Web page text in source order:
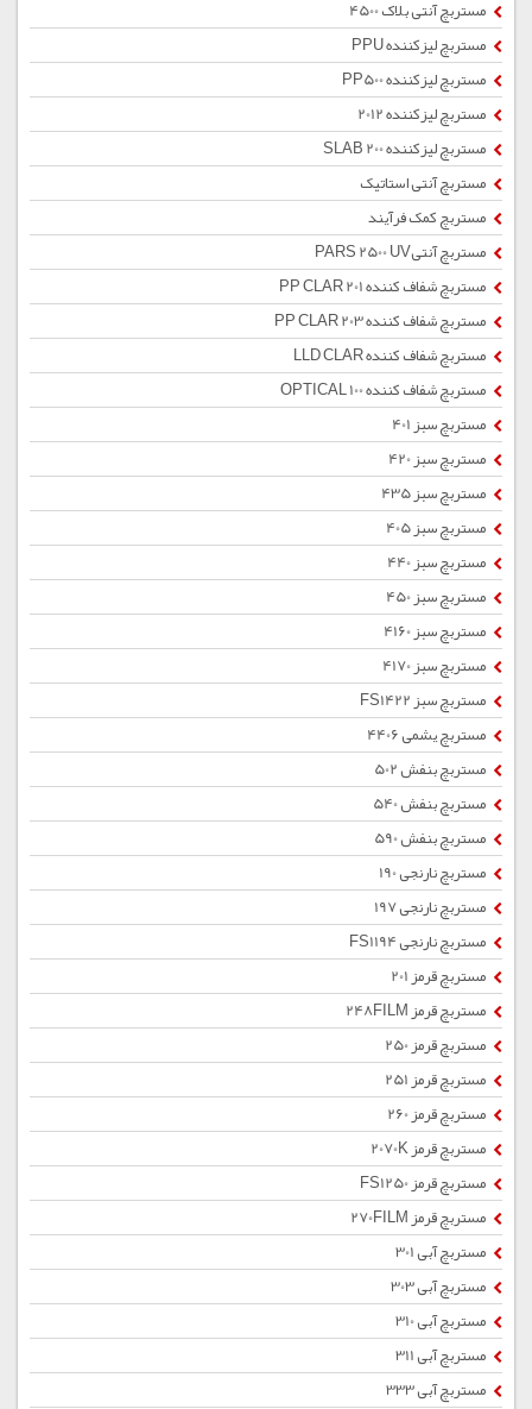
مستربچ آنتی بلاک 4500
مستربچ لیزکننده PPU
مستربچ لیزکننده PP500
مستربچ لیزکننده 2012
مستربچ لیزکننده SLAB 200
مستربچ آنتی استاتیک
مستربچ کمک فرآیند
مستربچ آنتیPARS 2500 UV
مستربچ شفاف کننده PP CLAR 201
مستربچ شفاف کننده PP CLAR 203
مستربچ شفاف کننده LLD CLAR
مستربچ شفاف کننده OPTICAL 100
مستربچ سبز 401
مستربچ سبز 420
مستربچ سبز 435
مستربچ سبز 405
مستربچ سبز 440
مستربچ سبز 450
مستربچ سبز 4160
مستربچ سبز 4170
مستربچ سبز FS1422
مستربچ یشمی 4406
مستربچ بنفش 502
مستربچ بنفش 540
مستربچ بنفش 590
مستربچ نارنجی 190
مستربچ نارنجی 197
مستربچ نارنجی FS1194
مستربچ قرمز 201
مستربچ قرمز 248FILM
مستربچ قرمز 250
مستربچ قرمز 251
مستربچ قرمز 260
مستربچ قرمز 2070K
مستربچ قرمز FS1250
مستربچ قرمز 270FILM
مستربچ آبی 301
مستربچ آبی 303
مستربچ آبی 310
مستربچ آبی 311
مستربچ آبی 333